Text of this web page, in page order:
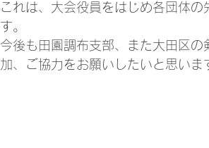
これは、大会役員をはじめ各団体
す。
今後も田園調布支部、また大田区
加、ご協力をお願いしたいと思いま